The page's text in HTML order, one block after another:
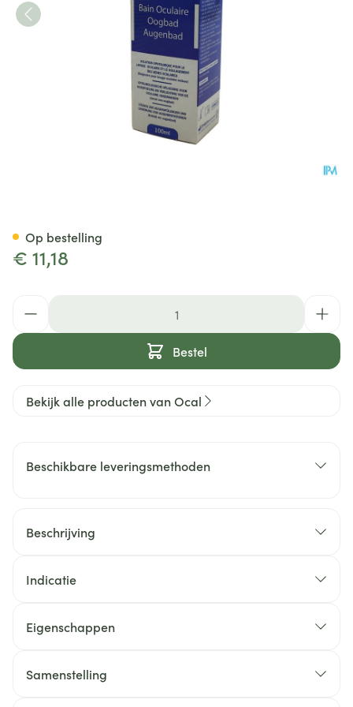
€ 11,18
Bestel
Op bestelling
Bekijk alle producten van Ocal
Beschikbare leveringsmethoden
Beschrijving
Indicatie
Eigenschappen
Samenstelling